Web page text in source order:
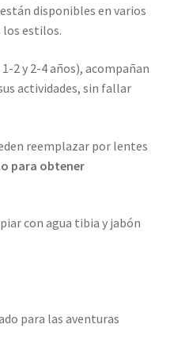
disponibles en varios
los estilos.
2 y 2-4 años), acompañan
actividades, sin fallar
reemplazar por lentes
para obtener
con agua tibia y jabón
para las aventuras